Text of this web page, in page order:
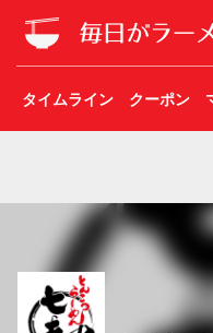
タイムライン クーポン